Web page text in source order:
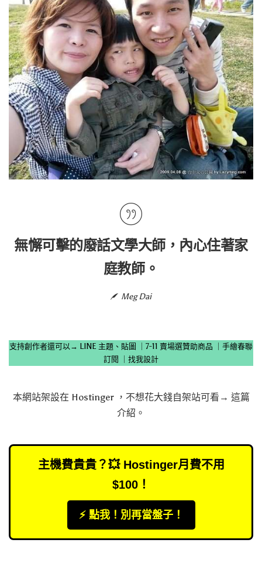
無懈可擊的廢話文學大師，內心住著家
庭教師。
Meg Dai
支持創作者還可以→ LINE 主題、貼圖 7-11 賣場選贊助商品
手繪春聯
訂閱
找我設計
本網站架設在 Hostinger，不想花大錢自架站可看→ 這篇
介紹 。
主機費貴貴？💥 Hostinger月費不用
$100！
⚡️ 點我！別再當盤子！